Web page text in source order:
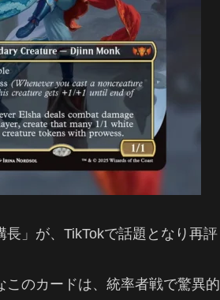
長」が、TikTokで話題となり再評
のカードは、統率者戦で驚異的